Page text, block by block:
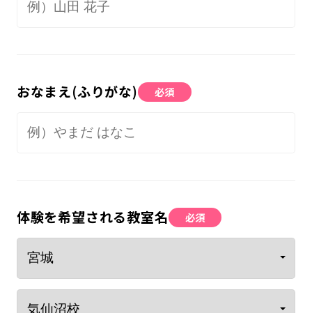
おなまえ(ふりがな) 必須
体験を希望される教室名 必須